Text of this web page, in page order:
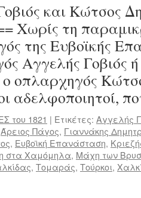
και Κώτσος
Χωρίς τη
της Ευβοϊκής
Αγγελής Γοβιός
οπλαρχηγός
αδελφοποιητοί,
του 1821 | Ετικέτες: Αγγελής
Άρειος Πάγος, Γιαννάκης
, Ευβοϊκή Επανάσταση,
στα Χαμόμηλα, Μάχη των
, Τομαράς, Τούρκοι,